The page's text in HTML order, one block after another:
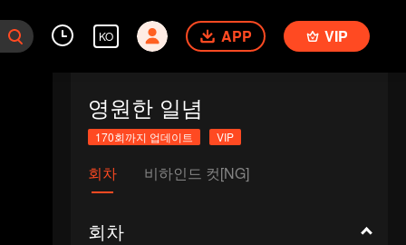
KO APP VIP
영원한 일념
170회까지 업데이트 VIP
회차 비하인드 컷[NG]
회차